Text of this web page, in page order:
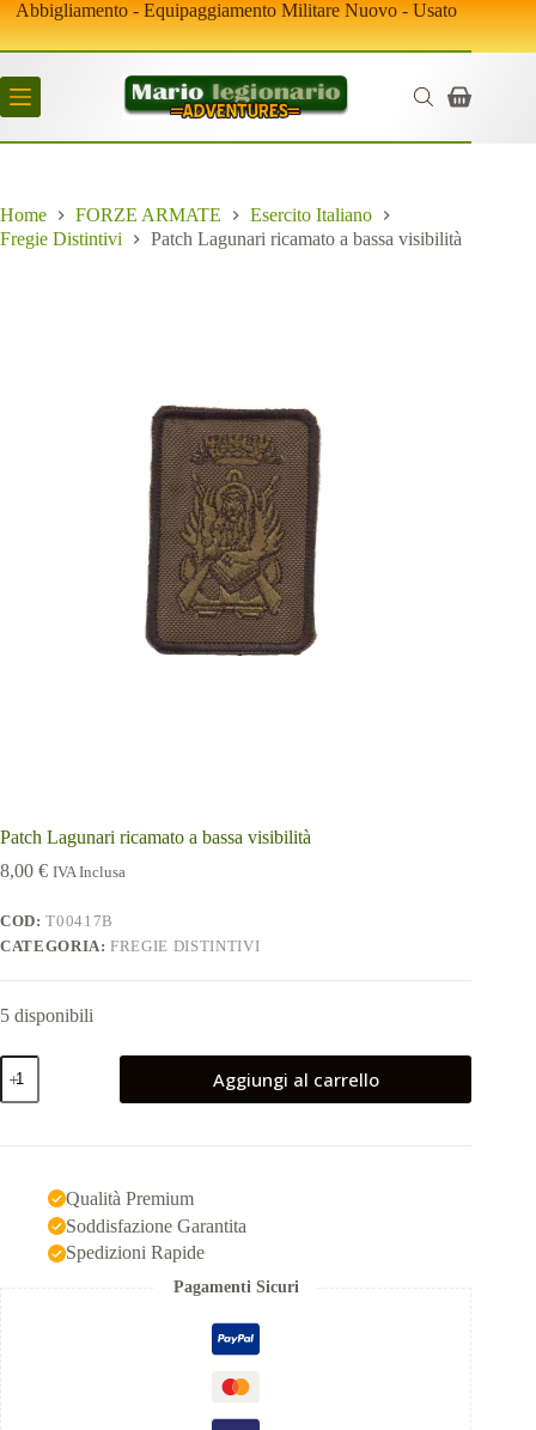
Salta
contenuto
Abbigliamento - Equipaggiamento Militare Nuovo - Usato
Carrello
Home FORZE ARMATE
Esercito Italiano
Fregie Distintivi
Patch Lagunari ricamato a bassa visibilità
Patch Lagunari ricamato a bassa visibilità
8,00 € IVA Inclusa
COD:T00417B
CATEGORIA:FREGIE DISTINTIVI
5 disponibili
Patch
Lagunari
ricamato
bassa
quantità
Aggiungi al carrello
Qualità Premium
Soddisfazione Garantita
Spedizioni Rapide
Pagamenti Sicuri